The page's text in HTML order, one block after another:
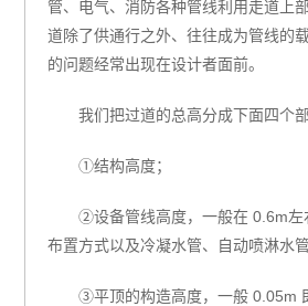
管、电气、消防各种管线利用走道上
道除了供通行之外、往往成为管线的
的问题经常出现在设计者面前。
我们把过道的总高分成下面四个部
①结构高度；
②设备管线高度，一般在 0.6m左
布置方式以及冷凝水管、自动喷淋水
③平顶的构造高度，一般 0.05m